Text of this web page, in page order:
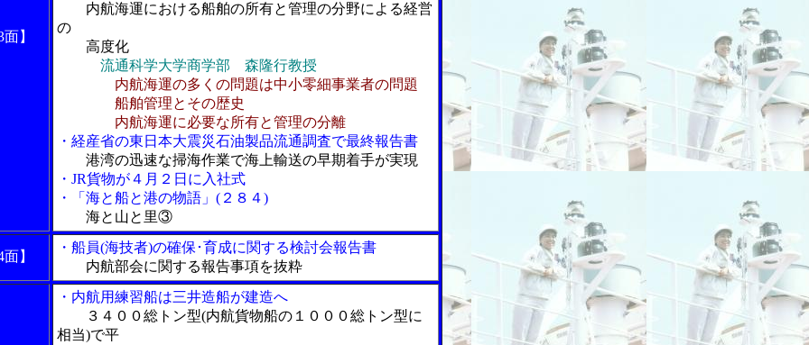
】
内航海運における船舶の所有と管理の分野による経営
の
高度化
流通科学大学商学部 森隆行教授
内航海運の多くの問題は中小零細事業者の問題
船舶管理とその歴史
内航海運に必要な所有と管理の分離
・経産省の東日本大震災石油製品流通調査で最終報告書
港湾の迅速な掃海作業で海上輸送の早期着手が実現
・JR貨物が４月２日に入社式
・「海と船と港の物語」(２８４)
海と山と里③
】
・船員(海技者)の確保･育成に関する検討会報告書
内航部会に関する報告事項を抜粋
・内航用練習船は三井造船が建造へ
３４００総トン型(内航貨物船の１０００総トン型に
相当)で平